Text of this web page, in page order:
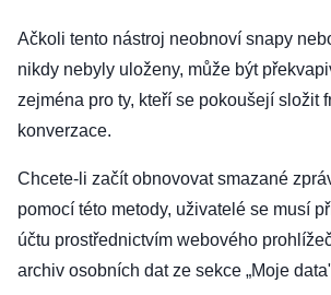
Ačkoli tento nástroj neobnoví snapy
nikdy nebyly uloženy, může být
zejména pro ty, kteří se pokoušejí složit
konverzace.
Chcete-li začít obnovovat smazané
pomocí této metody, uživatelé se musí
účtu prostřednictvím webového
archiv osobních dat ze sekce „Moje